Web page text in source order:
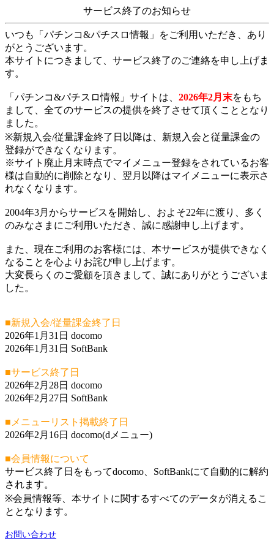
サービス終了のお知らせ
いつも「パチンコ&パチスロ情報」をご利用いただき、あり
がとうございます。
本サイトにつきまして、サービス終了のご連絡を申し上げま
す。
「パチンコ&パチスロ情報」サイトは、 2026年2月末をもち
まして、全てのサービスの提供を終了させて頂くこととなり
ました。
※新規入会/従量課金終了日以降は、新規入会と従量課金の
登録ができなくなります。
※サイト廃止月末時点でマイメニュー登録をされているお客
様は自動的に削除となり、翌月以降はマイメニューに表示さ
れなくなります。
2004年3月からサービスを開始し、およそ22年に渡り、多く
のみなさまにご利用いただき、誠に感謝申し上げます。
また、現在ご利用のお客様には、本サービスが提供できなく
なることを心よりお詫び申し上げます。
大変長らくのご愛顧を頂きまして、誠にありがとうございま
した。
■新規入会/従量課金終了日
2026年1月31日 docomo
2026年1月31日 SoftBank
■サービス終了日
2026年2月28日 docomo
2026年2月27日 SoftBank
■メニューリスト掲載終了日
2026年2月16日 docomo(dメニュー)
■会員情報について
サービス終了日をもってdocomo、SoftBankにて自動的に解約
されます。
※会員情報等、本サイトに関するすべてのデータが消えるこ
ととなります。
お問い合わせ